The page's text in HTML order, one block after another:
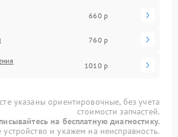
660 р
760 р
1010 р
указаны ориентировочные, без учета
стоимости запчастей.
на бесплатную диагностику.
и укажем на неисправность.